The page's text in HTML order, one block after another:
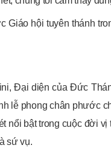
hội tuyên thánh
Đại diện của Đức
lễ phong chân phước
bật trong cuộc đời
sứ vụ.